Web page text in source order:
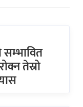
तेस्रो